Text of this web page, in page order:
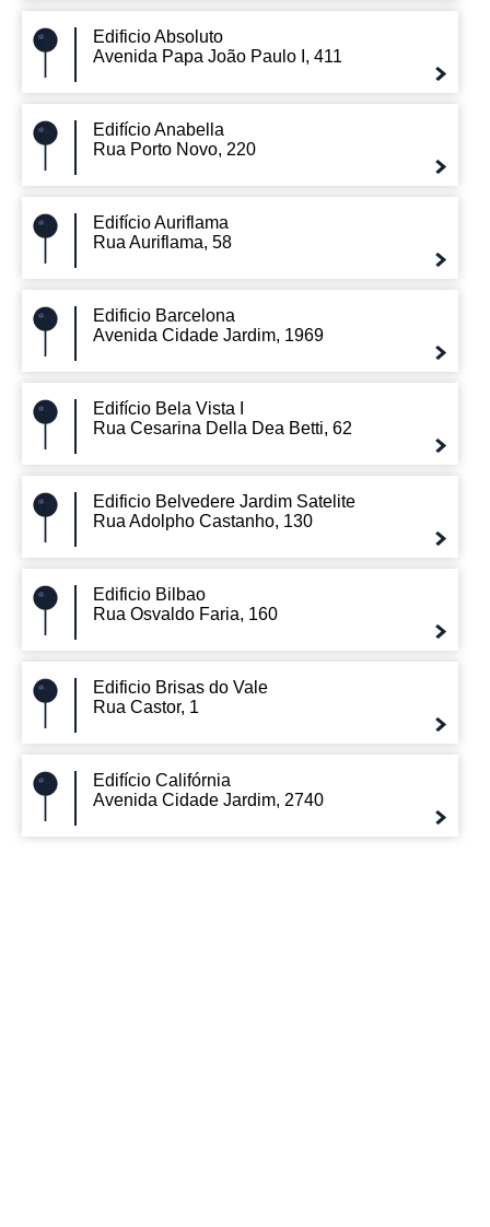
Edificio Absoluto
Avenida Papa João Paulo I, 411
Edifício Anabella
Rua Porto Novo, 220
Edifício Auriflama
Rua Auriflama, 58
Edificio Barcelona
Avenida Cidade Jardim, 1969
Edifício Bela Vista I
Rua Cesarina Della Dea Betti, 62
Edificio Belvedere Jardim Satelite
Rua Adolpho Castanho, 130
Edificio Bilbao
Rua Osvaldo Faria, 160
Edificio Brisas do Vale
Rua Castor, 1
Edifício Califórnia
Avenida Cidade Jardim, 2740